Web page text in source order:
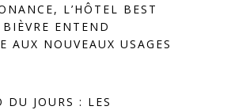
L’HÔTEL BEST
ENTEND
AUX NOUVEAUX USAGES
DU JOURS : LES